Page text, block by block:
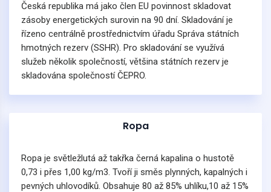
Česká republika má jako člen EU povinnost skladovat
zásoby energetických surovin na 90 dní. Skladování je
řízeno centrálně prostřednictvím úřadu Správa státních
hmotných rezerv (SSHR). Pro skladování se využívá
služeb několik společností, většina státních rezerv je
skladována společností ČEPRO.
Ropa
Ropa je světležlutá až takřka černá kapalina o hustotě
0,73 i přes 1,00 kg/m3. Tvoří ji směs plynných, kapalných i
pevných uhlovodíků. Obsahuje 80 až 85% uhlíku,10 až 15%